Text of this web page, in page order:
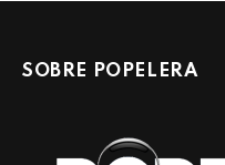
SOBRE POPELERA